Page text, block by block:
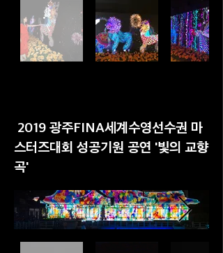
2019 광주FINA세계수영선수권 마
스터즈대회 성공기원 공연 '빛의 교향
곡'